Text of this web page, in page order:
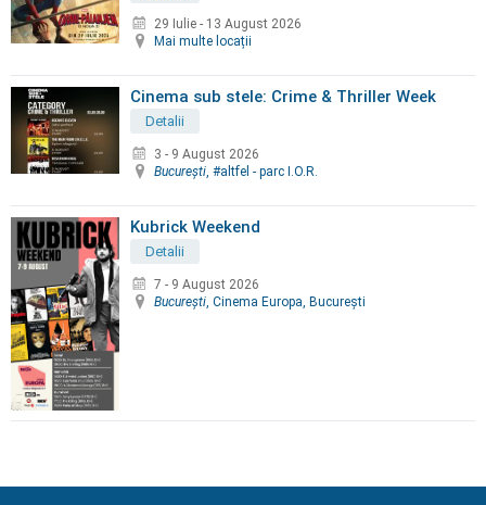
29 Iulie - 13 August 2026
Mai multe locații
Cinema sub stele: Crime & Thriller Week
Detalii
3 - 9 August 2026
Bucureşti, #altfel - parc I.O.R.
Kubrick Weekend
Detalii
7 - 9 August 2026
Bucureşti, Cinema Europa, Bucureşti